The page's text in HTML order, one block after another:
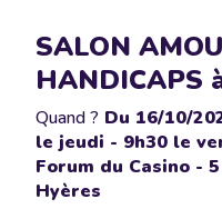
SALON
HANDICAPS
Quand ? Du 16/10/
le jeudi - 9h30 le
Forum du Casino -
Hyères